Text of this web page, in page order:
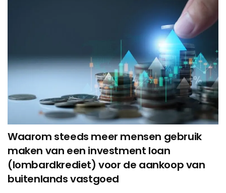
Waarom steeds meer mensen gebruik
maken van een investment loan
(lombardkrediet) voor de aankoop van
buitenlands vastgoed